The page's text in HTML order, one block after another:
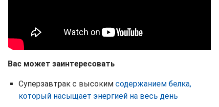
Вас может заинтересовать
Суперзавтрак с высоким содержанием белка,
который насыщает энергией на весь день